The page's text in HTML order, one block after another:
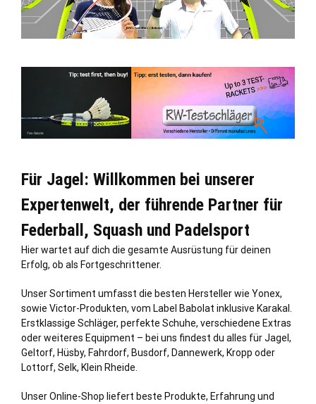
Für Jagel: Willkommen bei unserer
Expertenwelt, der führende Partner für
Federball, Squash und Padelsport
Hier wartet auf dich die gesamte Ausrüstung für deinen
Erfolg, ob als Fortgeschrittener.
Unser Sortiment umfasst die besten Hersteller wie Yonex,
sowie Victor-Produkten, vom Label Babolat inklusive Karakal.
Erstklassige Schläger, perfekte Schuhe, verschiedene Extras
oder weiteres Equipment – bei uns findest du alles für Jagel,
Geltorf, Hüsby, Fahrdorf, Busdorf, Dannewerk, Kropp oder
Lottorf, Selk, Klein Rheide
Unser Online-Shop liefert beste Produkte, Erfahrung und